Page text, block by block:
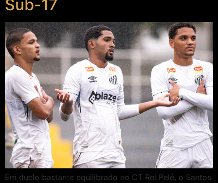
Sub-17
Em duelo bastante equilibrado no CT Rei Pelé, o Santos